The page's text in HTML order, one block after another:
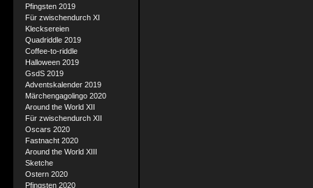
Pfingsten 2019
Für zwischendurch XI
Klecksereien
Quadriddle 2019
Coffee-to-riddle
Halloween 2019
GsdS 2019
Adventskalender 2019
Märchengagolingo 2020
Around the World XII
Für zwischendurch XII
Oscars 2020
Fastnacht 2020
Around the World XIII
Sketche
Ostern 2020
Pfingsten 2020